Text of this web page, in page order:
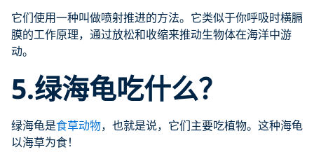
它们使用一种叫做喷射推进的方法。它类似于你呼吸时横膈
膜的工作原理，通过放松和收缩来推动生物体在海洋中游
动。
5.绿海龟吃什么？
绿海龟是食草动物，也就是说，它们主要吃植物。这种海龟
以海草为食！